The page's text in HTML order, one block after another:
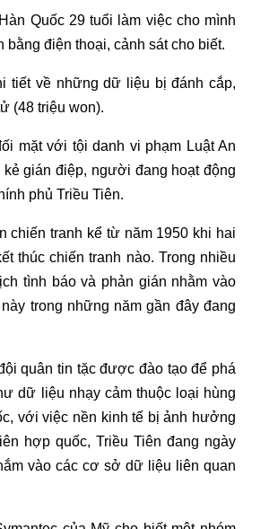
Quốc 29 tuổi làm việc cho mình
điện thoại, cảnh sát cho biết.
tiết về những dữ liệu bị đánh cắp,
(48 triệu won).
mặt với tội danh vi phạm Luật An
gián điệp, người đang hoạt động
phủ Triều Tiên.
chiến tranh kể từ năm 1950 khi hai
thúc chiến tranh nào. Trong nhiều
tình báo và phản gián nhằm vào
trong những năm gần đây đang
quân tin tặc được đào tạo để phá
dữ liệu nhạy cảm thuộc loại hùng
với việc nền kinh tế bị ảnh hưởng
hợp quốc, Triều Tiên đang ngày
vào các cơ sở dữ liệu liên quan